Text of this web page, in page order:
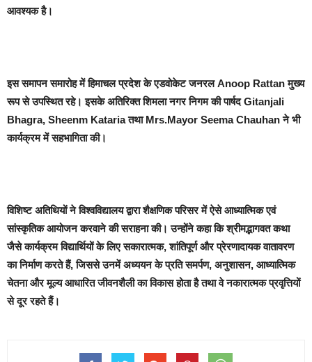
आवश्यक है।
इस समापन समारोह में हिमाचल प्रदेश के एडवोकेट जनरल Anoop Rattan मुख्य
रूप से उपस्थित रहे। इसके अतिरिक्त शिमला नगर निगम की पार्षद Gitanjali
Bhagra, Sheenm Kataria तथा Mrs.Mayor Seema Chauhan ने भी
कार्यक्रम में सहभागिता की।
विशिष्ट अतिथियों ने विश्वविद्यालय द्वारा शैक्षणिक परिसर में ऐसे आध्यात्मिक एवं
सांस्कृतिक आयोजन करवाने की सराहना की। उन्होंने कहा कि श्रीमद्भागवत कथा
जैसे कार्यक्रम विद्यार्थियों के लिए सकारात्मक, शांतिपूर्ण और प्रेरणादायक वातावरण
का निर्माण करते हैं, जिससे उनमें अध्ययन के प्रति समर्पण, अनुशासन, आध्यात्मिक
चेतना और मूल्य आधारित जीवनशैली का विकास होता है तथा वे नकारात्मक प्रवृत्तियों
से दूर रहते हैं।